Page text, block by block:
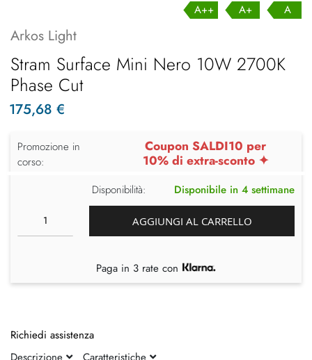
A++ A+ A
Arkos Light
Stram Surface Mini Nero 10W 2700K
Phase Cut
175,68 €
Promozione in
corso:
Coupon SALDI10 per
10% di extra-sconto ✦
Disponibilità: Disponibile in 4 settimane
AGGIUNGI AL CARRELLO
Paga in 3 rate con
Richiedi assistenza